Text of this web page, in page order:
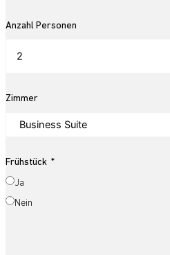
Anzahl Personen
Zimmer
Frühstück
Ja
Nein